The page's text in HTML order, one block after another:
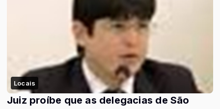
Locais
Juiz proíbe que as delegacias de São